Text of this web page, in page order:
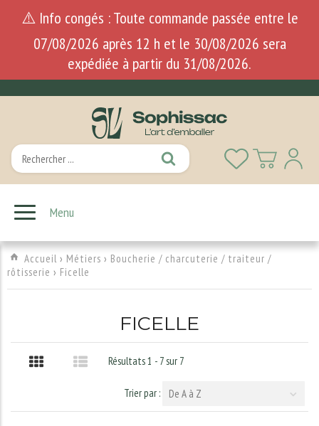
⚠️ Info congés : Toute commande passée entre le
07/08/2026 après 12 h et le 30/08/2026 sera
expédiée à partir du 31/08/2026.
Menu
Accueil › Métiers › Boucherie / charcuterie / traiteur /
rôtisserie › Ficelle
FICELLE
Résultats 1 - 7 sur 7
Trier par : De A à Z